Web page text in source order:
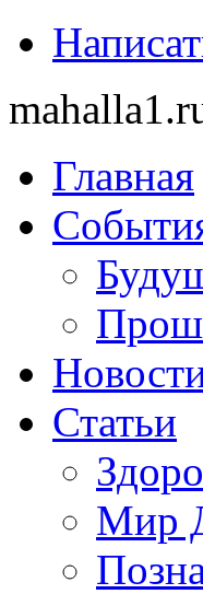
Главная
Статьи
Мир